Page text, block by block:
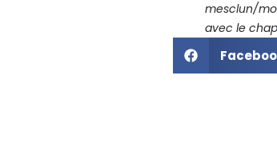
mesclun/
avec le